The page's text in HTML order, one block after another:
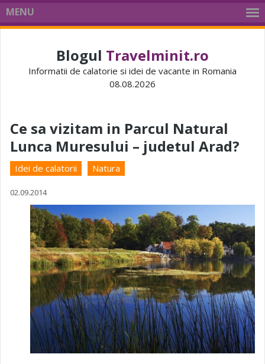
MENU
Blogul Travelminit.ro
Informatii de calatorie si idei de vacante in Romania
08.08.2026
Ce sa vizitam in Parcul Natural
Lunca Muresului – judetul Arad?
Idei de calatorii Natura
02.09.2014